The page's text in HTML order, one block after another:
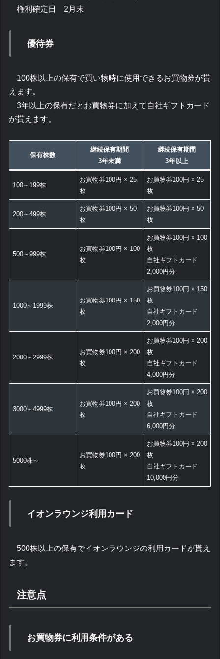
権利確定日 2月末
優待券
100株以上の保有で買い物時に使用できるお買物券が貰
えます。
3年以上の保有だとお買物券に加えて自社ギフトカード
が貰えます。
保有株数
継続保有期間
3年未満
継続保有期間
3年以上
100～199株
お買物券100円 × 25
枚
お買物券100円 × 25
枚
200～499株
お買物券100円 × 50
枚
お買物券100円 × 50
枚
500～999株
お買物券100円 × 100
枚
お買物券100円 × 100
枚
自社ギフトカード
2,000円分
1000～1999株
お買物券100円 × 150
枚
お買物券100円 × 150
枚
自社ギフトカード
2,000円分
2000～2999株
お買物券100円 × 200
枚
お買物券100円 × 200
枚
自社ギフトカード
4,000円分
3000～4999株
お買物券100円 × 200
枚
お買物券100円 × 200
枚
自社ギフトカード
6,000円分
5000株～
お買物券100円 × 200
枚
お買物券100円 × 200
枚
自社ギフトカード
10,000円分
イオンラウンジ利用カード
500株以上の保有でイオンラウンジの利用カードが貰え
ます。
注意点
お買物券に利用条件がある